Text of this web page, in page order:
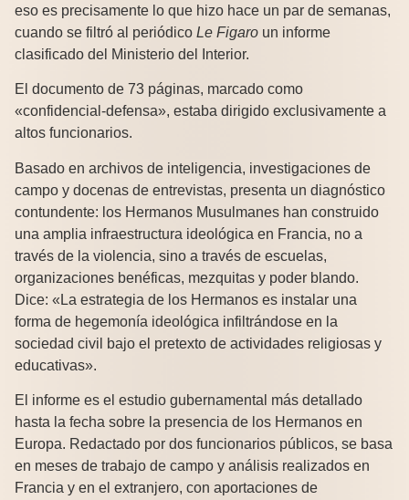
eso es precisamente lo que hizo hace un par de semanas,
cuando se filtró al periódico Le Figaro un informe
clasificado del Ministerio del Interior.
El documento de 73 páginas, marcado como
«confidencial-defensa», estaba dirigido exclusivamente a
altos funcionarios.
Basado en archivos de inteligencia, investigaciones de
campo y docenas de entrevistas, presenta un diagnóstico
contundente: los Hermanos Musulmanes han construido
una amplia infraestructura ideológica en Francia, no a
través de la violencia, sino a través de escuelas,
organizaciones benéficas, mezquitas y poder blando.
Dice: «La estrategia de los Hermanos es instalar una
forma de hegemonía ideológica infiltrándose en la
sociedad civil bajo el pretexto de actividades religiosas y
educativas».
El informe es el estudio gubernamental más detallado
hasta la fecha sobre la presencia de los Hermanos en
Europa. Redactado por dos funcionarios públicos, se basa
en meses de trabajo de campo y análisis realizados en
Francia y en el extranjero, con aportaciones de